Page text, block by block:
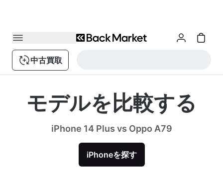
中古買取
モデルを比較する
iPhone 14 Plus vs Oppo A79
iPhoneを探す